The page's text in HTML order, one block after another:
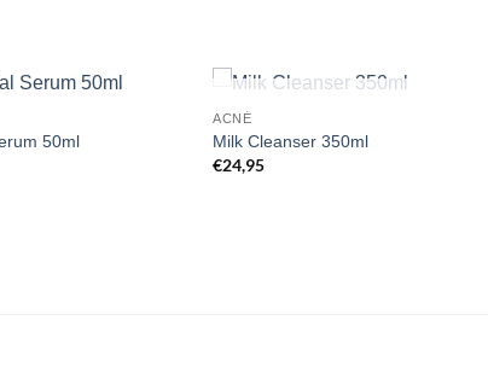
50ml
ACNÉ
Milk Cleanser 350ml
€24,95